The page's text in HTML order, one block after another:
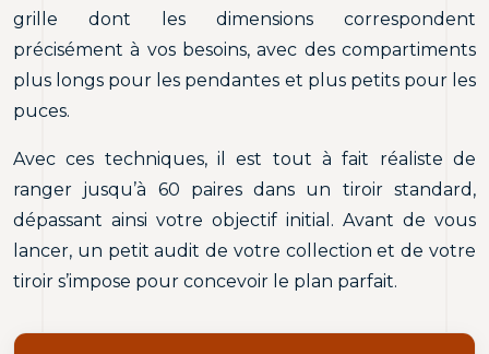
grille dont les dimensions correspondent
précisément à vos besoins, avec des compartiments
plus longs pour les pendantes et plus petits pour les
puces.
Avec ces techniques, il est tout à fait réaliste de
ranger jusqu’à 60 paires dans un tiroir standard,
dépassant ainsi votre objectif initial. Avant de vous
lancer, un petit audit de votre collection et de votre
tiroir s’impose pour concevoir le plan parfait.